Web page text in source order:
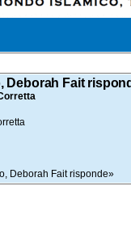
Deborah Fait
Deborah Fait risponde»